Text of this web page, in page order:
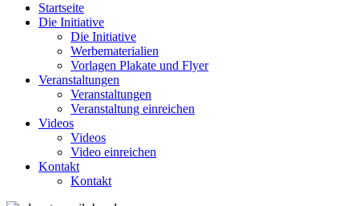
Startseite
Die Initiative
Die Initiative
Werbematerialien
Vorlagen Plakate und Flyer
Veranstaltungen
Veranstaltungen
Veranstaltung einreichen
Videos
Videos
Video einreichen
Kontakt
Kontakt